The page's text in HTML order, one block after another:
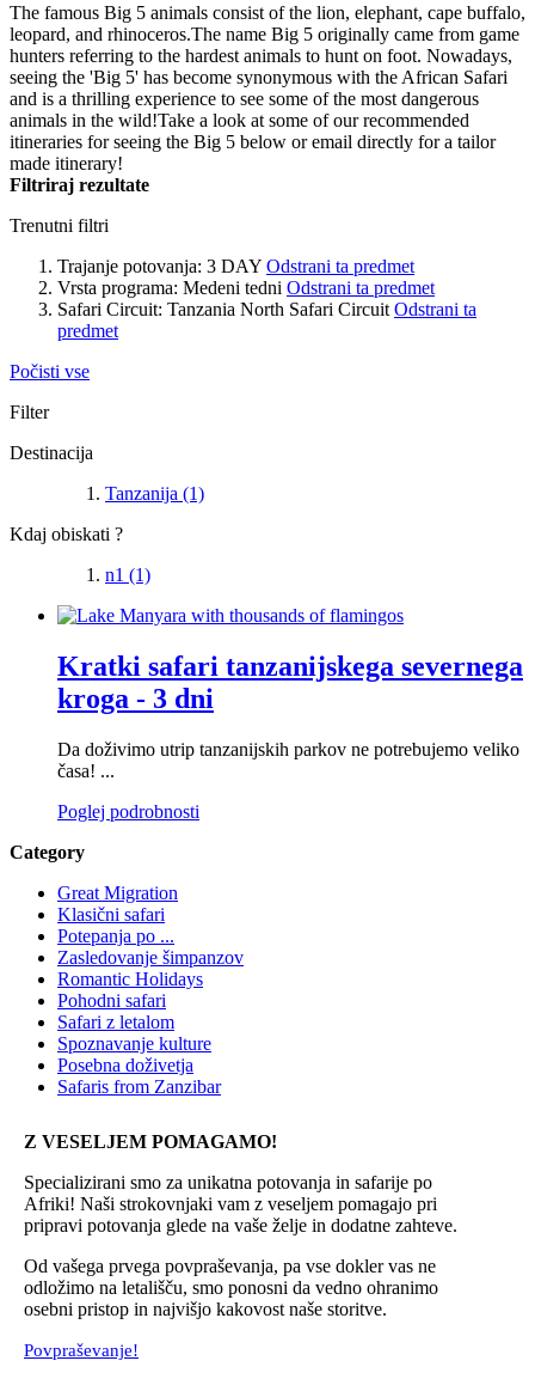
The famous Big 5 animals consist of the lion, elephant, cape buffalo,
leopard, and rhinoceros.The name Big 5 originally came from game
hunters referring to the hardest animals to hunt on foot. Nowadays,
seeing the 'Big 5' has become synonymous with the African Safari
and is a thrilling experience to see some of the most dangerous
animals in the wild!Take a look at some of our recommended
itineraries for seeing the Big 5 below or email directly for a tailor
made itinerary!
Filtriraj rezultate
Trenutni filtri
Trajanje potovanja: 3 DAY Odstrani ta predmet
Vrsta programa: Medeni tedni Odstrani ta predmet
Safari Circuit: Tanzania North Safari Circuit Odstrani ta
predmet
Počisti vse
Filter
Destinacija
Tanzanija (1)
Kdaj obiskati ?
n1 (1)
Kratki safari tanzanijskega severnega
kroga - 3 dni
Da doživimo utrip tanzanijskih parkov ne potrebujemo veliko
časa! ...
Poglej podrobnosti
Category
Great Migration
Klasični safari
Potepanja po ...
Zasledovanje šimpanzov
Romantic Holidays
Pohodni safari
Safari z letalom
Spoznavanje kulture
Posebna doživetja
Safaris from Zanzibar
Z VESELJEM POMAGAMO!
Specializirani smo za unikatna potovanja in safarije po
Afriki! Naši strokovnjaki vam z veseljem pomagajo pri
pripravi potovanja glede na vaše želje in dodatne zahteve.
Od vašega prvega povpraševanja, pa vse dokler vas ne
odložimo na letališču, smo ponosni da vedno ohranimo
osebni pristop in najvišjo kakovost naše storitve.
Povpraševanje!